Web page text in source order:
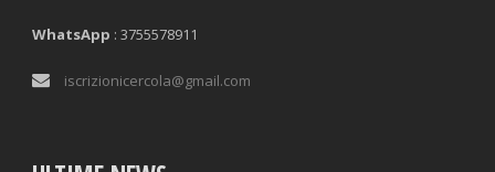
WhatsApp : 3755578911
iscrizionicercola@gmail.com